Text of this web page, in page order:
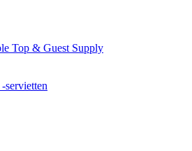
Top & Guest Supply
servietten